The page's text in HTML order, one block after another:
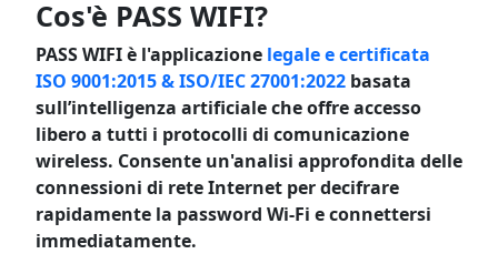
Cos'è PASS WIFI?
PASS WIFI è l'applicazione legale e certificata
ISO 9001:2015 & ISO/IEC 27001:2022 basata
sull’intelligenza artificiale che offre accesso
libero a tutti i protocolli di comunicazione
wireless. Consente un'analisi approfondita delle
connessioni di rete Internet per decifrare
rapidamente la password Wi-Fi e connettersi
immediatamente.